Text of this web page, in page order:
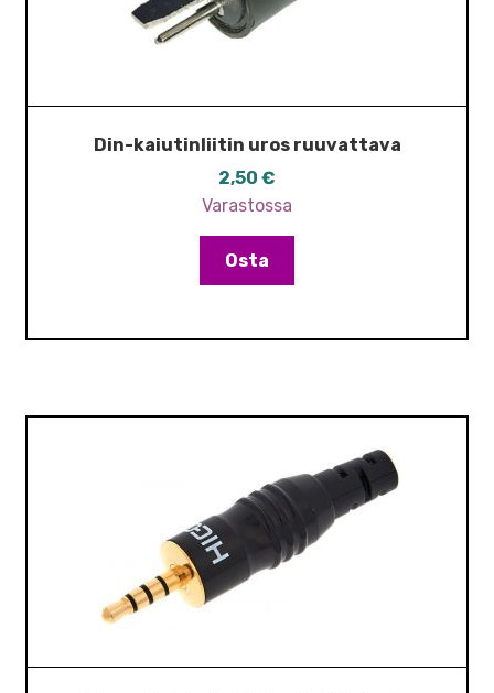
Din-kaiutinliitin uros ruuvattava
2,50 €
Varastossa
Osta